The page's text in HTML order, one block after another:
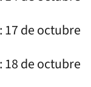
de octubre
de octubre